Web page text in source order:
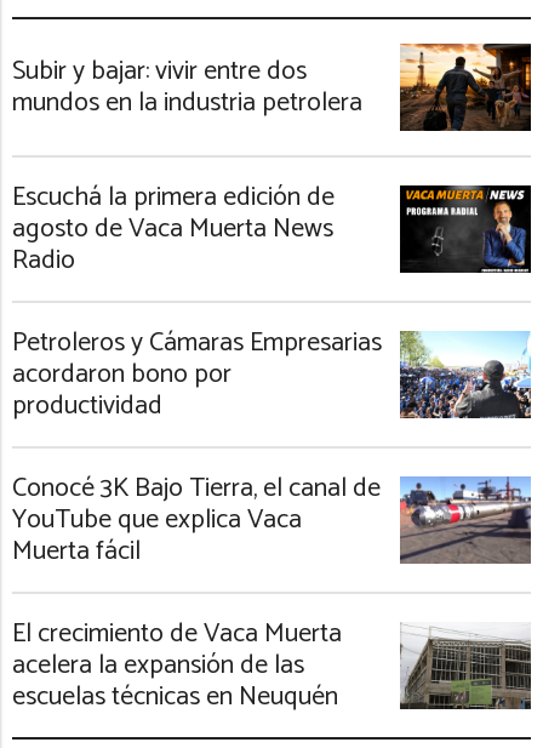
Subir y bajar: vivir entre dos
mundos en la industria petrolera
Escuchá la primera edición de
agosto de Vaca Muerta News
Radio
Petroleros y Cámaras Empresarias
acordaron bono por
productividad
Conocé 3K Bajo Tierra, el canal de
YouTube que explica Vaca
Muerta fácil
El crecimiento de Vaca Muerta
acelera la expansión de las
escuelas técnicas en Neuquén